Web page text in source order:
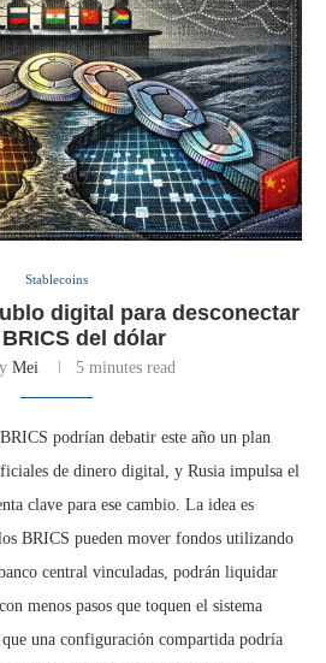
Stablecoins
digital para desconectar
del dólar
Mei 5 minutes read
podrían debatir este año un plan
de dinero digital, y Rusia impulsa el
clave para ese cambio. La idea es
BRICS pueden mover fondos utilizando
central vinculadas, podrán liquidar
menos pasos que toquen el sistema
una configuración compartida podría